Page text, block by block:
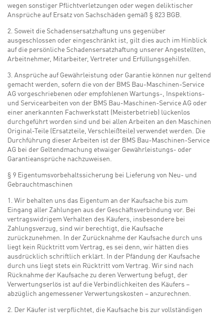
wegen sonstiger Pflichtverletzungen oder wegen deliktischer
Ansprüche auf Ersatz von Sachschäden gemäß § 823 BGB.
2. Soweit die Schadensersatzhaftung uns gegenüber
ausgeschlossen oder eingeschränkt ist, gilt dies auch im Hinblick
auf die persönliche Schadensersatzhaftung unserer Angestellten,
Arbeitnehmer, Mitarbeiter, Vertreter und Erfüllungsgehilfen.
3. Ansprüche auf Gewährleistung oder Garantie können nur geltend
gemacht werden, sofern die von der BMS Bau-Maschinen-Service
AG vorgeschriebenen oder empfohlenen Wartungs-, Inspektions-
und Servicearbeiten von der BMS Bau-Maschinen-Service AG oder
einer anerkannten Fachwerkstatt (Meisterbetrieb) lückenlos
durchgeführt worden sind und bei allen Arbeiten an den Maschinen
Original-Teile (Ersatzteile, Verschleißteile) verwendet werden. Die
Durchführung dieser Arbeiten ist der BMS Bau-Maschinen-Service
AG bei der Geltendmachung etwaiger Gewährleistungs- oder
Garantieansprüche nachzuweisen.
§ 9 Eigentumsvorbehaltssicherung bei Lieferung von Neu- und
Gebrauchtmaschinen
1. Wir behalten uns das Eigentum an der Kaufsache bis zum
Eingang aller Zahlungen aus der Geschäftsverbindung vor. Bei
vertragswidrigem Verhalten des Käufers, insbesondere bei
Zahlungsverzug, sind wir berechtigt, die Kaufsache
zurückzunehmen. In der Zurücknahme der Kaufsache durch uns
liegt kein Rücktritt vom Vertrag, es sei denn, wir hätten dies
ausdrücklich schriftlich erklärt. In der Pfändung der Kaufsache
durch uns liegt stets ein Rücktritt vom Vertrag. Wir sind nach
Rücknahme der Kaufsache zu deren Verwertung befugt, der
Verwertungserlös ist auf die Verbindlichkeiten des Käufers –
abzüglich angemessener Verwertungskosten – anzurechnen.
2. Der Käufer ist verpflichtet, die Kaufsache bis zur vollständigen